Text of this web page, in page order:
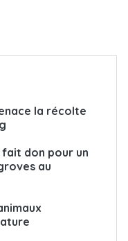
la récolte
fait don pour un
au